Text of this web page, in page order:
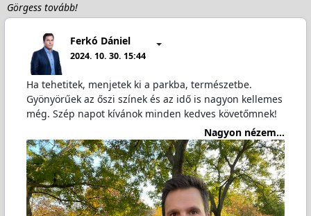
Görgess tovább!
Ferkó Dániel
2024. 10. 30. 15:44
Ha tehetitek, menjetek ki a parkba, természetbe.
Gyönyörűek az őszi színek és az idő is nagyon kellemes
még. Szép napot kívánok minden kedves követőmnek!
Nagyon nézem...